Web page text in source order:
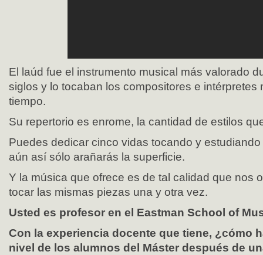
El laúd fue el instrumento musical más valorado
siglos y lo tocaban los compositores e intérpretes
tiempo.
Su repertorio es enrome, la cantidad de estilos
Puedes dedicar cinco vidas tocando y
aún así sólo arañarás la superficie.
Y la música que ofrece es de tal calidad que nos
tocar las mismas piezas una y otra vez.
Usted es profesor en el Eastman School of
Con la experiencia docente que tiene, ¿cómo
nivel de los alumnos del Máster después de